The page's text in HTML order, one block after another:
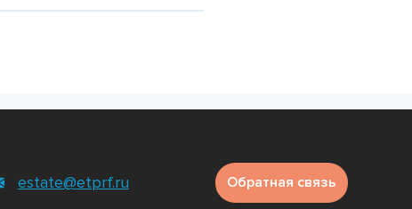
estate@etprf.ru Обратная связь